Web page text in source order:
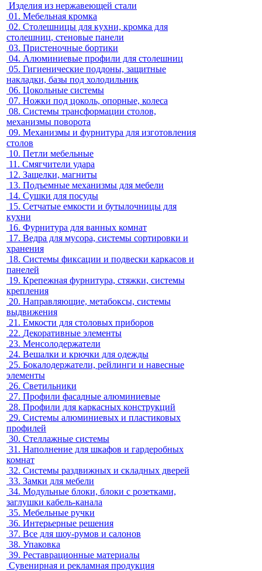
Изделия из нержавеющей стали
01. Мебельная кромка
02. Столешницы для кухни, кромка для
столешниц, стеновые панели
03. Пристеночные бортики
04. Алюминиевые профили для столешниц
05. Гигиенические поддоны, защитные
накладки, базы под холодильник
06. Цокольные системы
07. Ножки под цоколь, опорные, колеса
08. Системы трансформации столов,
механизмы поворота
09. Механизмы и фурнитура для изготовления
столов
10. Петли мебельные
11. Смягчители удара
12. Защелки, магниты
13. Подъемные механизмы для мебели
14. Сушки для посуды
15. Сетчатые емкости и бутылочницы для
кухни
16. Фурнитура для ванных комнат
17. Ведра для мусора, системы сортировки и
хранения
18. Системы фиксации и подвески каркасов и
панелей
19. Крепежная фурнитура, стяжки, системы
крепления
20. Направляющие, метабоксы, системы
выдвижения
21. Емкости для столовых приборов
22. Декоративные элементы
23. Менсолодержатели
24. Вешалки и крючки для одежды
25. Бокалодержатели, рейлинги и навесные
элементы
26. Светильники
27. Профили фасадные алюминиевые
28. Профили для каркасных конструкций
29. Системы алюминиевых и пластиковых
профилей
30. Стеллажные системы
31. Наполнение для шкафов и гардеробных
комнат
32. Системы раздвижных и складных дверей
33. Замки для мебели
34. Модульные блоки, блоки с розетками,
заглушки кабель-канала
35. Мебельные ручки
36. Интерьерные решения
37. Все для шоу-румов и салонов
38. Упаковка
39. Реставрационные материалы
Сувенирная и рекламная продукция